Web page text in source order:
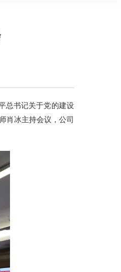
总书记关于党的建设
肖冰主持会议，公司